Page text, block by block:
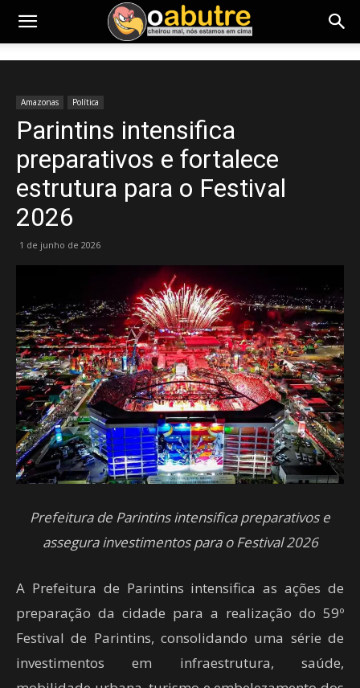
Amazonas Política
Parintins intensifica
preparativos e fortalece
estrutura para o Festival
2026
1 de junho de 2026
Prefeitura de Parintins intensifica preparativos e
assegura investimentos para o Festival 2026
A Prefeitura de Parintins intensifica as ações de
preparação da cidade para a realização do 59º
Festival de Parintins, consolidando uma série de
investimentos em infraestrutura, saúde,